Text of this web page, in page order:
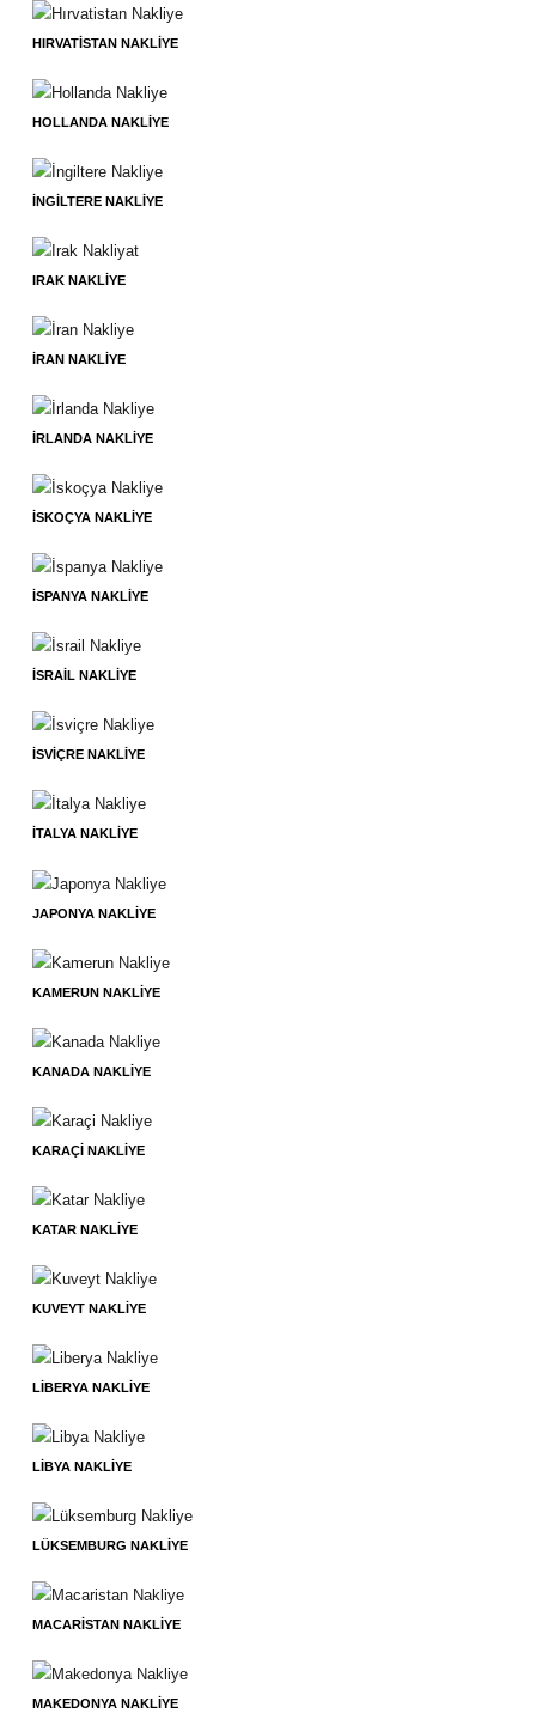
HIRVATISTAN NAKLIYE
HOLLANDA NAKLIYE
İNGILTERE NAKLIYE
IRAK NAKLIYE
İRAN NAKLIYE
İRLANDA NAKLIYE
İSKOÇYA NAKLIYE
İSPANYA NAKLIYE
İSRAIL NAKLIYE
İSVIÇRE NAKLIYE
İTALYA NAKLIYE
JAPONYA NAKLIYE
KAMERUN NAKLIYE
KANADA NAKLIYE
KARAÇI NAKLIYE
KATAR NAKLIYE
KUVEYT NAKLIYE
LIBERYA NAKLIYE
LIBYA NAKLIYE
LÜKSEMBURG NAKLIYE
MACARISTAN NAKLIYE
MAKEDONYA NAKLIYE